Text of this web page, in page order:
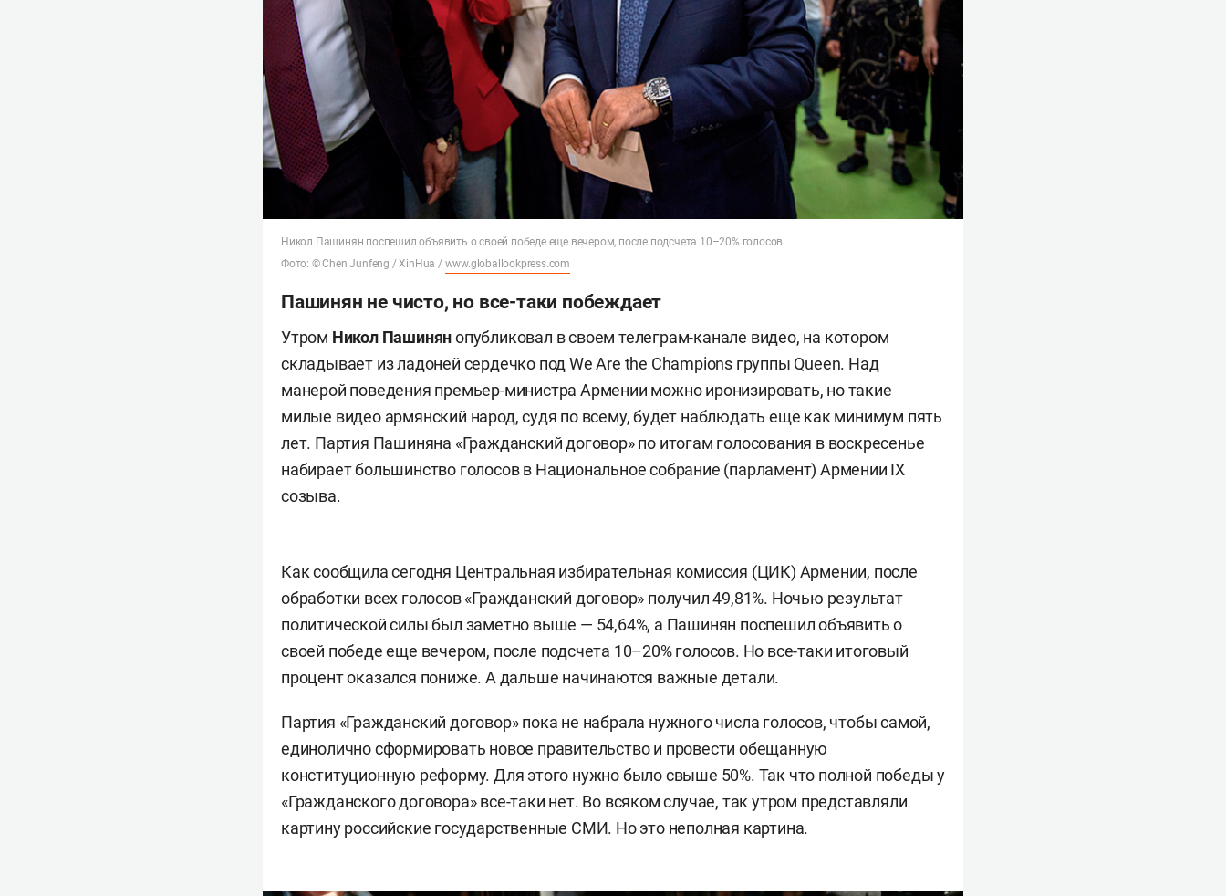
Никол Пашинян поспешил объявить о своей победе еще вечером, после подсчета 10–20% голосов
Фото: © Chen Junfeng / XinHua / www.globallookpress.com
Пашинян не чисто, но все-таки побеждает
Утром Никол Пашинянопубликовал в своем телеграм-канале видео, на котором
складывает из ладоней сердечко под We Are the Champions группы Queen. Над
манерой поведения премьер-министра Армении можно иронизировать, но такие
милые видео армянский народ, судя по всему, будет наблюдать еще как минимум пять
лет. Партия Пашиняна «Гражданский договор» по итогам голосования в воскресенье
набирает большинство голосов в Национальное собрание (парламент) Армении IX
созыва.
Как сообщила сегодня Центральная избирательная комиссия (ЦИК) Армении, после
обработки всех голосов «Гражданский договор» получил 49,81%. Ночью результат
политической силы был заметно выше — 54,64%, а Пашинян поспешил объявить о
своей победе еще вечером, после подсчета 10–20% голосов. Но все-таки итоговый
процент оказался пониже. А дальше начинаются важные детали.
Партия «Гражданский договор» пока не набрала нужного числа голосов, чтобы самой,
единолично сформировать новое правительство и провести обещанную
конституционную реформу. Для этого нужно было свыше 50%. Так что полной победы у
«Гражданского договора» все-таки нет. Во всяком случае, так утром представляли
картину российские государственные СМИ. Но это неполная картина.